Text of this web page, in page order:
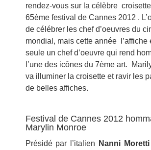
rendez-vous sur la célèbre
65ème festival de Cannes 2012 .
de célébrer les chef d’oeuvres du
mondial, mais cette année l’affiche
seule un chef d’oeuvre qui rend
l’une des icônes du 7ème art.
va illuminer la croisette et ravir les
de belles affiches.
Festival de Cannes 2012
Marylin Monroe
Présidé par l’italien Nanni Moretti